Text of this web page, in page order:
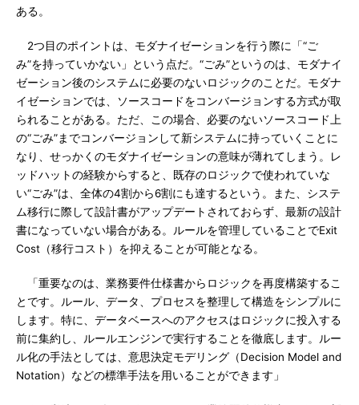
ある。
2つ目のポイントは、モダナイゼーションを行う際に「“ご
み”を持っていかない」という点だ。“ごみ”というのは、モダナイ
ゼーション後のシステムに必要のないロジックのことだ。モダナ
イゼーションでは、ソースコードをコンバージョンする方式が取
られることがある。ただ、この場合、必要のないソースコード上
の“ごみ”までコンバージョンして新システムに持っていくことに
なり、せっかくのモダナイゼーションの意味が薄れてしまう。レ
ッドハットの経験からすると、既存のロジックで使われていな
い“ごみ”は、全体の4割から6割にも達するという。また、システ
ム移行に際して設計書がアップデートされておらず、最新の設計
書になっていない場合がある。ルールを管理していることでExit
Cost（移行コスト）を抑えることが可能となる。
「重要なのは、業務要件仕様書からロジックを再度構築するこ
とです。ルール、データ、プロセスを整理して構造をシンプルに
します。特に、データベースへのアクセスはロジックに投入する
前に集約し、ルールエンジンで実行することを徹底します。ルー
ル化の手法としては、意思決定モデリング（Decision Model and
Notation）などの標準手法を用いることができます」